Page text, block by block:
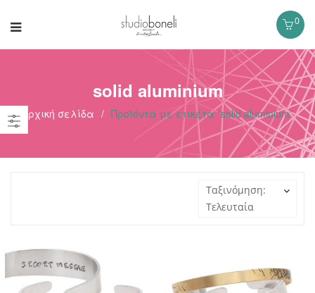
0
solid aluminium
Αρχική σελίδα / Προϊόντα με ετικέτα “solid aluminium”
Ταξινόμηση:
Τελευταία